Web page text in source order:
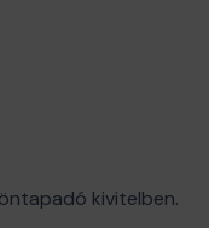
kivitelben.